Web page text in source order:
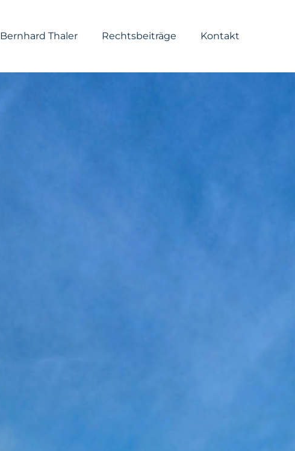
Bernhard Thaler Rechtsbeiträge Kontakt